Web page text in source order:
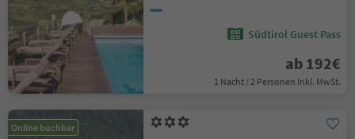
Südtirol Guest Pass
ab 192€
1 Nacht / 2 Personen Inkl. MwSt.
Online buchbar